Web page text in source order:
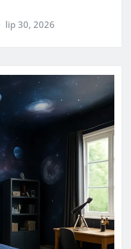
lip 30, 2026